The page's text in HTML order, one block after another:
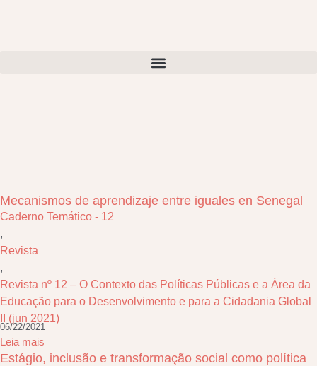
Mecanismos de aprendizaje entre iguales en Senegal
Caderno Temático - 12
,
Revista
,
Revista nº 12 – O Contexto das Políticas Públicas e a Área da
Educação para o Desenvolvimento e para a Cidadania Global
II (jun 2021)
06/22/2021
Leia mais
Estágio, inclusão e transformação social como política